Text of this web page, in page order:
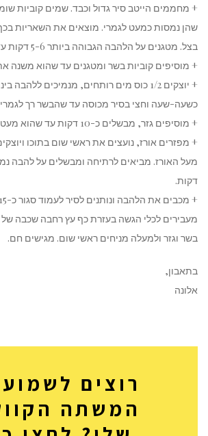
+ מחממים הייטב סיר גדול וכבד. שמים קוביות
שהן נמסות כמעט לגמרי. מוצאים את השאריות
בצל. מטגנים על הלהבה הגבוהה ביותר 5-6 דקות עד להזהבה.
+ מוסיפים קוביות בשר ומטגנים עד שהוא משנה
+ יוצקים 1/2 כוס מים רותחים, מנמיכים
כשעה-שעה וחצי בסיר מכוסה עד שהבשר רך
+ מוסיפים גזר, מבשלים כ-10 דקות עד שהוא מעט מתרכך.
+ מפזרים אורז, נועצים את ראשי שום בתוכו
דקות.
מעבירים לכלי הגשה בעזרת כף עץ רחבה שכבה של
בשר וגזר ולמעלה מניחים ראשי שום. מגישים חם.
בתאבון,
אלונה
רוצים
המשתה